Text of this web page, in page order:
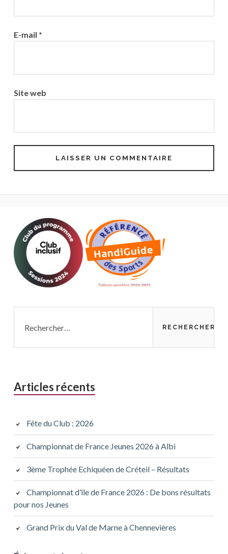
E-mail *
Site web
Articles récents
Fête du Club : 2026
Championnat de France Jeunes 2026 à Albi
3ème Trophée Echiquéen de Créteil – Résultats
Championnat d’île de France 2026 : De bons résultats
pour nos Jeunes
Grand Prix du Val de Marne à Chennevières